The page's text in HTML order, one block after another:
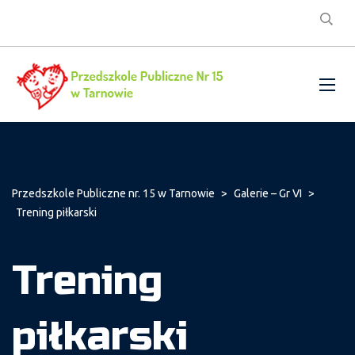
Przedszkole Publiczne nr. 15 w Tarnowie > Galerie – Gr VI >
Trening piłkarski
Trening
piłkarski